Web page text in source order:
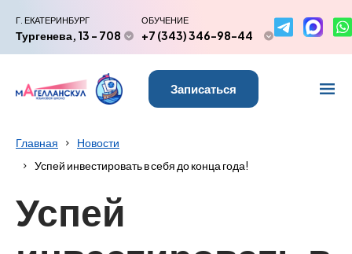
Г. ЕКАТЕРИНБУРГ
Тургенева, 13 - 708
ОБУЧЕНИЕ
+7 (343) 346-98-44
Записаться
Главная
Новости
Успей инвестировать в себя до конца года!
Успей